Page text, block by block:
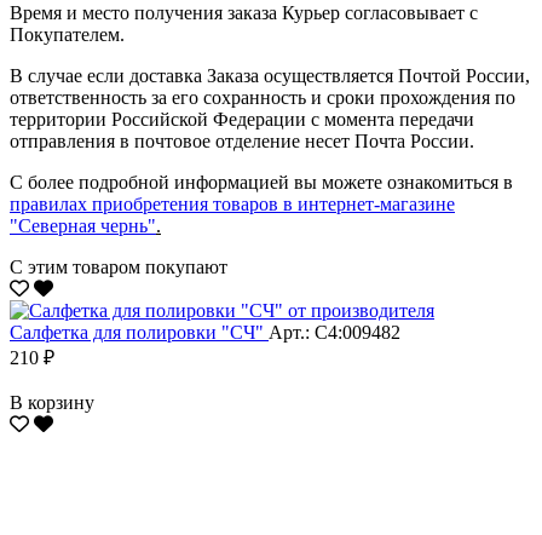
Время и место получения заказа Курьер согласовывает с
Покупателем.
В случае если доставка Заказа осуществляется Почтой России,
ответственность за его сохранность и сроки прохождения по
территории Российской Федерации с момента передачи
отправления в почтовое отделение несет Почта России.
С более подробной информацией вы можете ознакомиться в
правилах приобретения товаров в интернет-магазине
"Северная чернь".
С этим товаром покупают
Салфетка для полировки "CЧ" Арт.: С4:009482
210 ₽
В корзину